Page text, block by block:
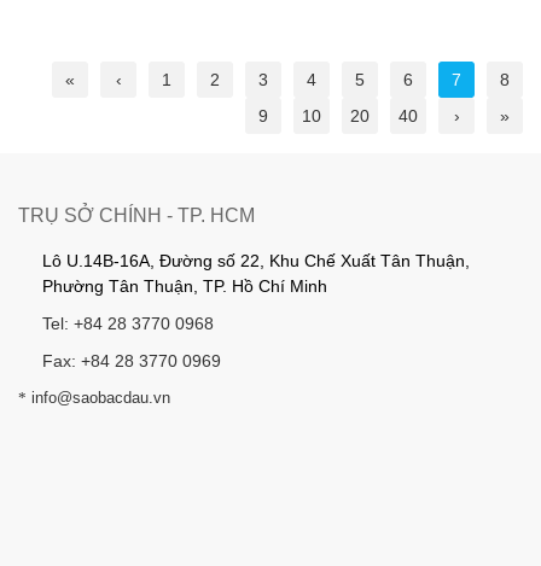
« ‹ 1 2 3 4 5 6 7
8
9
10 20 40 › »
TRỤ SỞ CHÍNH - TP. HCM
Lô U.14B-16A, Đường số 22, Khu Chế Xuất Tân Thuận,
Phường Tân Thuận, TP. Hồ Chí Minh
Tel: +84 28 3770 0968
Fax: +84 28 3770 0969
* info@saobacdau.vn